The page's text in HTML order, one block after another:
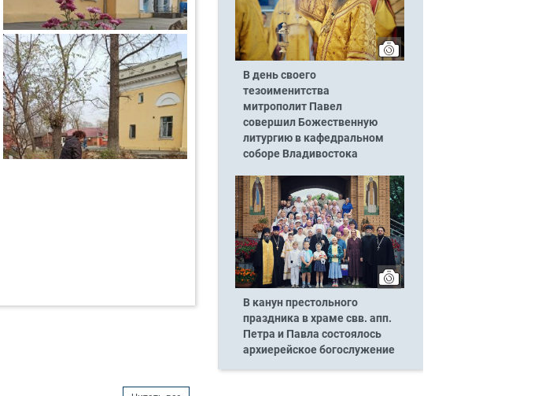
В день своего
тезоименитства
митрополит Павел
совершил Божественную
литургию в кафедральном
соборе Владивостока
В канун престольного
праздника в храме свв. апп.
Петра и Павла состоялось
архиерейское богослужение